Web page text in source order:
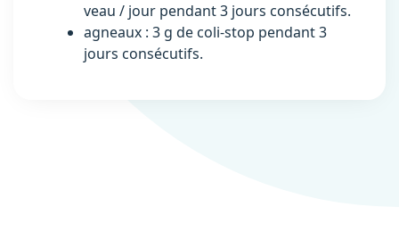
veau / jour pendant 3 jours consécutifs.
agneaux : 3 g de coli-stop pendant 3
jours consécutifs.